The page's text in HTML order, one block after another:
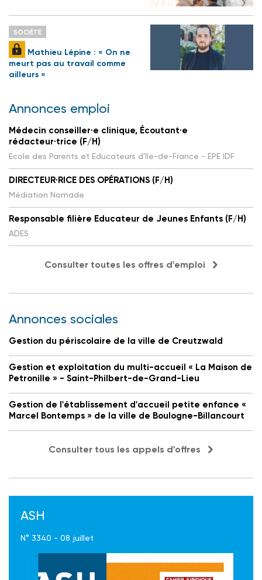
SOCIÉTÉ
Mathieu Lépine : « On ne
meurt pas au travail comme
ailleurs »
Annonces emploi
Médecin conseiller·e clinique, Écoutant·e
rédacteur·trice (F/H)
Ecole des Parents et Educateurs d'Ile-de-France - EPE IDF
DIRECTEUR·RICE DES OPÉRATIONS (F/H)
Médiation Nomade
Responsable filière Educateur de Jeunes Enfants (F/H)
ADES
Consulter toutes les offres d'emploi
Annonces sociales
Gestion du périscolaire de la ville de Creutzwald
Gestion et exploitation du multi-accueil « La Maison de
Petronille » - Saint-Philbert-de-Grand-Lieu
Gestion de l'établissement d'accueil petite enfance «
Marcel Bontemps » de la ville de Boulogne-Billancourt
Consulter tous les appels d'offres
ASH
N° 3340 - 08 juillet